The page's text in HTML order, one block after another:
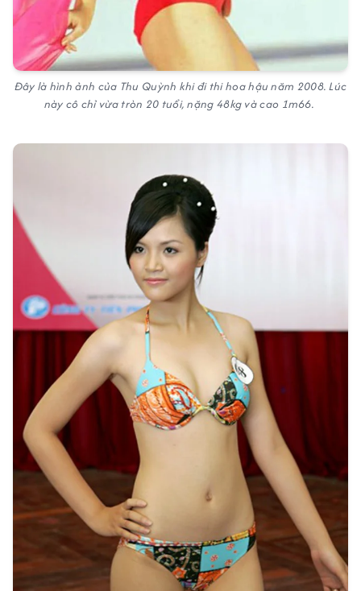
Đây là hình ảnh của Thu Quỳnh khi đi thi hoa hậu năm 2008. Lúc
này cô chỉ vừa tròn 20 tuổi, nặng 48kg và cao 1m66.